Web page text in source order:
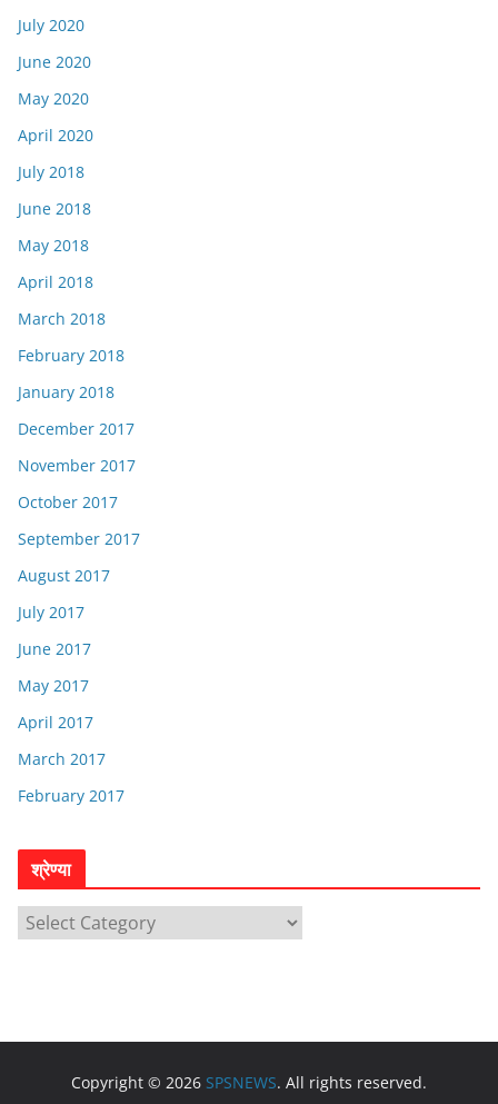
July 2020
June 2020
May 2020
April 2020
July 2018
June 2018
May 2018
April 2018
March 2018
February 2018
January 2018
December 2017
November 2017
October 2017
September 2017
August 2017
July 2017
June 2017
May 2017
April 2017
March 2017
February 2017
श्रेण्या
श्रे
ण्या
Copyright © 2026 SPSNEWS. All rights reserved.